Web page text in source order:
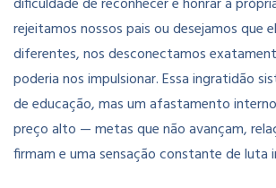
rejeitamos nossos pais ou desejamos que
diferentes, nos desconectamos
poderia nos impulsionar. Essa ingratidão
de educação, mas um afastamento
preço alto — metas que não avançam,
firmam e uma sensação constante de luta